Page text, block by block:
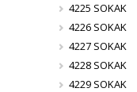
4225 SOKAK
4226 SOKAK
4227 SOKAK
4228 SOKAK
4229 SOKAK